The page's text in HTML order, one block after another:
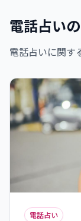
電話占い
電話占いに関す
電話占い